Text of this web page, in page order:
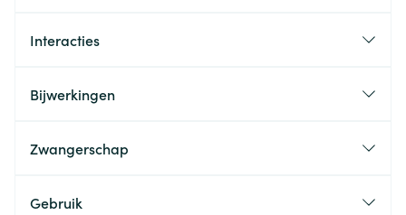
Interacties
Bijwerkingen
Zwangerschap
Gebruik